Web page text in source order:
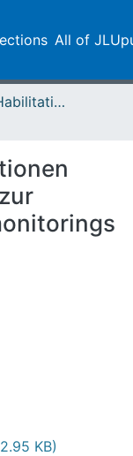
All of
Dissertationen/Habilitationen
KB)